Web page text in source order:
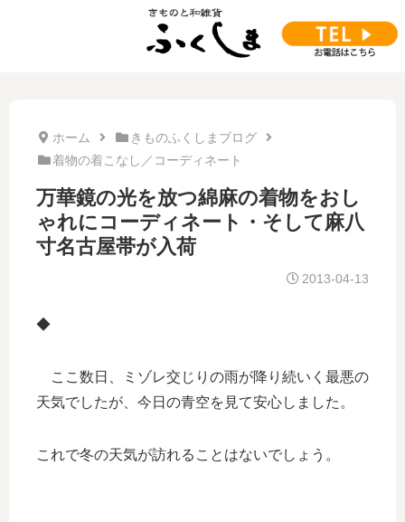
ホーム
きものふくしまブログ
着物の着こなし／コーディネート
万華鏡の光を放つ綿麻の着物をおし
ゃれにコーディネート・そして麻八
寸名古屋帯が入荷
2013-04-13
◆
ここ数日、ミゾレ交じりの雨が降り続いく最悪の
天気でしたが、今日の青空を見て安心しました。
これで冬の天気が訪れることはないでしょう。